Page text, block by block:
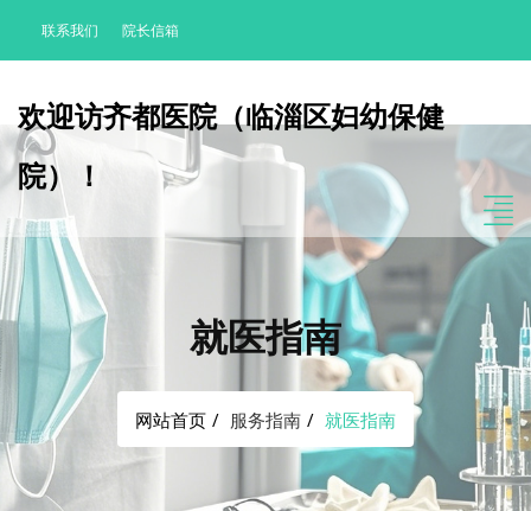
联系我们 院长信箱
欢迎访齐都医院（临淄区妇幼保健
院）！
就医指南
网站首页 服务指南 就医指南